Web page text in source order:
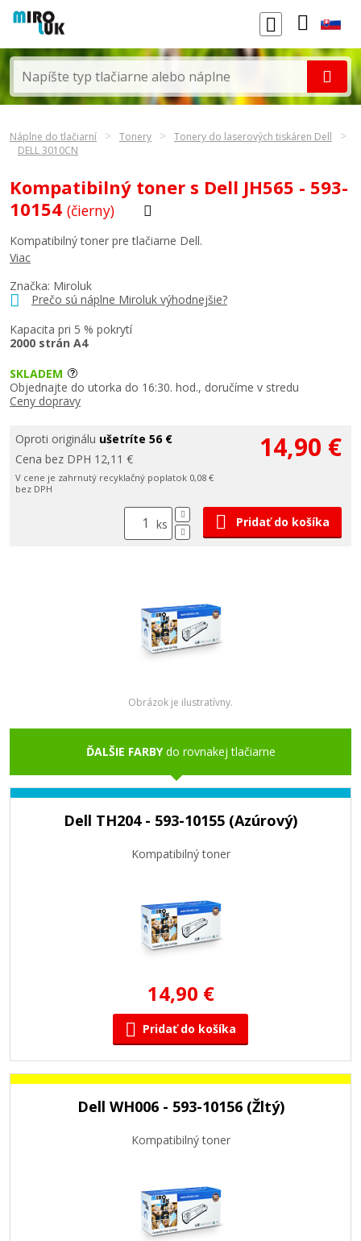
Náplne do tlačiarní Tonery
Tonery do laserových tiskáren Dell
DELL 3010CN
Kompatibilný toner s Dell JH565 - 593-
10154 (čierny)
Značka: Miroluk
Prečo sú náplne Miroluk výhodnejšie?
Kapacita pri 5 % pokrytí
2000 strán A4
Kompatibilný toner pre tlačiarne Dell.
Viac
SKLADEM
Objednajte do utorka do 16:30. hod., doručíme v stredu
Ceny dopravy
Oproti originálu ušetríte 56 €
Cena bez DPH 12,11 €
V cene je zahrnutý recyklačný poplatok 0,08 €
bez DPH
14,90 €
ks Pridať do košíka
Obrázok je ilustratívny.
ĎALŠIE FARBYdo rovnakej tlačiarne
Dell TH204 - 593-10155 (Azúrový)
Kompatibilný toner
14,90 €
Pridať do košíka
Dell WH006 - 593-10156 (Žltý)
Kompatibilný toner